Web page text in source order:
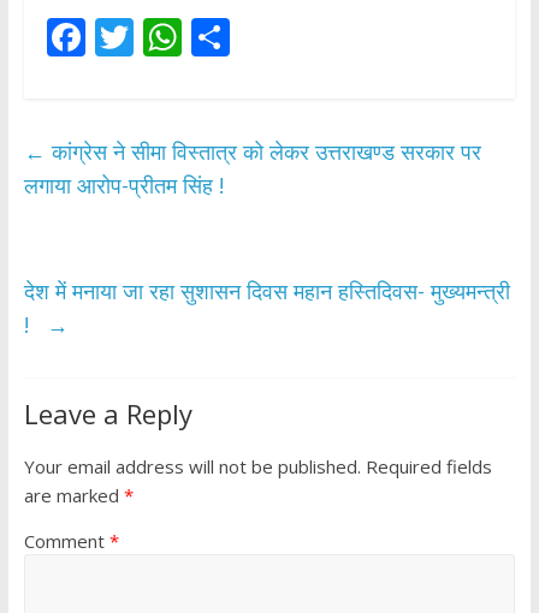
F
b
o
T
er
W
s
A
S
e
← कांग्रेस ने सीमा विस्तात्र को लेकर उत्तराखण्ड सरकार पर
लगाया आरोप-प्रीतम सिंह !
देश में मनाया जा रहा सुशासन दिवस महान हस्तिदिवस- मुख्यमन्त्री
!
→
Leave a Reply
Your email address will not be published. Required fields
are marked *
Comment *